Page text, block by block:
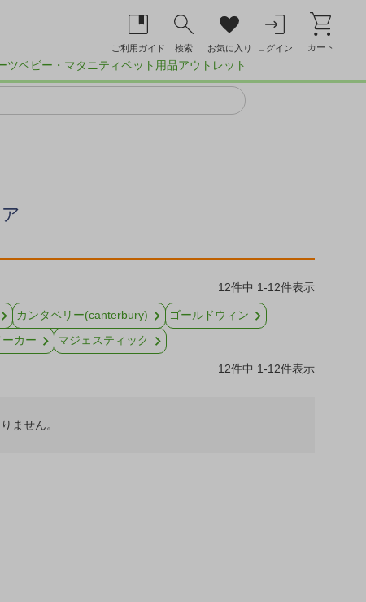
ご利用ガイド 検索 お気に入り ログイン カート
ツベビー・マタニティペット用品アウトレット
12件中 1-12件表示
カンタベリー(canterbury)
ゴールドウィン
カー マジェスティック
12件中 1-12件表示
ません。